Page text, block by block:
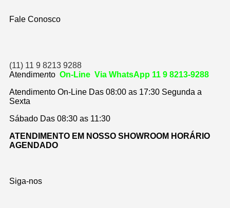
Fale Conosco
(11) 11 9 8213 9288
Atendimento On-Line Via WhatsApp 11 9 8213-9288
Atendimento On-Line Das 08:00 as 17:30 Segunda a
Sexta
Sábado Das 08:30 as 11:30
ATENDIMENTO EM NOSSO SHOWROOM HORÁRIO
AGENDADO
Siga-nos